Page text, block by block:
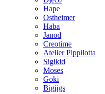
Hape
Ostheimer
Haba
Janod
Creotime
Atelier Pippilotta
Sigikid
Moses
Goki
Bigjigs